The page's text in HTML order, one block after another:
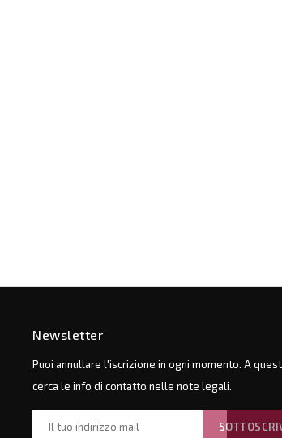
Newsletter
Puoi annullare l'iscrizione in ogni momento. A
cerca le info di contatto nelle note legali.